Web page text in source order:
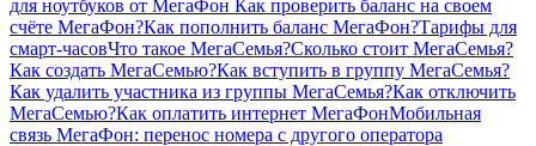
для ноутбуков от МегаФон Как проверить баланс на своем
счёте МегаФон?Как пополнить баланс МегаФон?Тарифы для
смарт-часовЧто такое МегаСемья?Сколько стоит МегаСемья?
Как создать МегаСемью?Как вступить в группу МегаСемья?
Как удалить участника из группы МегаСемья?Как отключить
МегаСемью?Как оплатить интернет МегаФонМобильная
связь МегаФон: перенос номера с другого оператора